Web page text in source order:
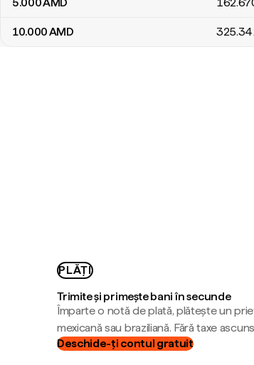
10.000AMD
PLĂȚI
Trimite și primește bani în secunde
Împarte o notă de plată, plătește un
mexicană sau braziliană. Fără taxe
Deschide-ți contul gratuit